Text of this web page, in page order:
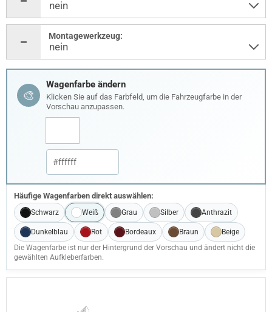
Montagewerkzeug:
🎨
Wagenfarbe ändern
Klicken Sie auf das Farbfeld, um die Fahrzeugfarbe in der
Vorschau anzupassen.
Häufige Wagenfarben direkt auswählen:
Schwarz Weiß Grau Silber Anthrazit
Dunkelblau Rot Bordeaux Braun
Beige
Die Wagenfarbe ist nur der Hintergrund der Vorschau und ändert nicht die
gewählten Aufkleberfarben.